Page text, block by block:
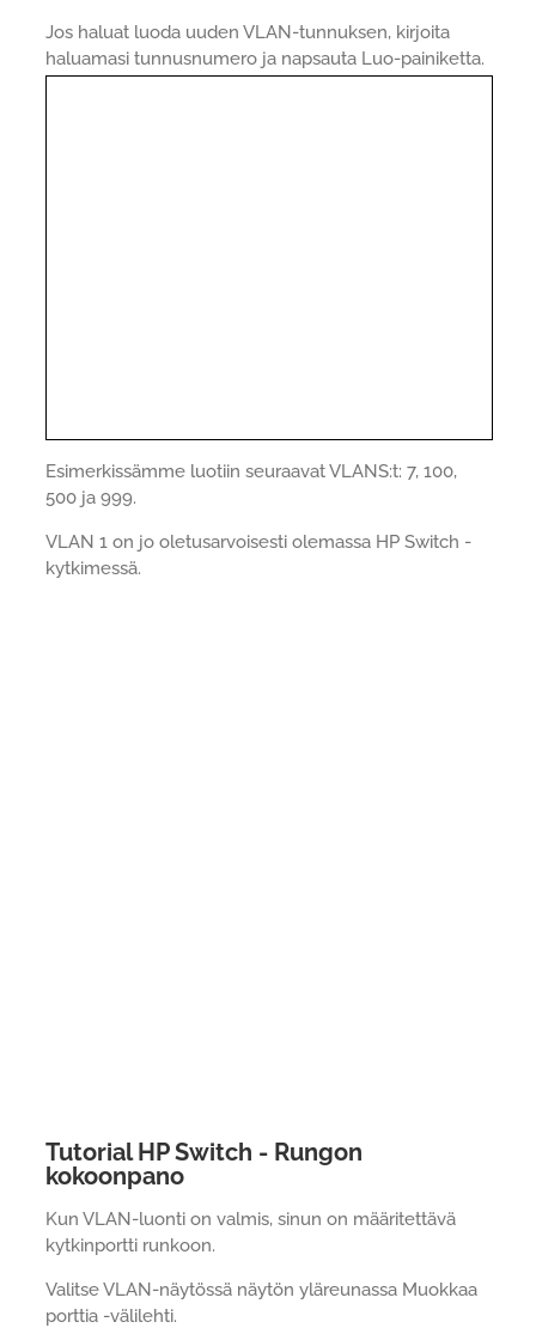
Jos haluat luoda uuden VLAN-tunnuksen, kirjoita
haluamasi tunnusnumero ja napsauta Luo-painiketta.
Esimerkissämme luotiin seuraavat VLANS:t: 7, 100,
500 ja 999.
VLAN 1 on jo oletusarvoisesti olemassa HP Switch -
kytkimessä.
Tutorial HP Switch - Rungon
kokoonpano
Kun VLAN-luonti on valmis, sinun on määritettävä
kytkinportti runkoon.
Valitse VLAN-näytössä näytön yläreunassa Muokkaa
porttia -välilehti.